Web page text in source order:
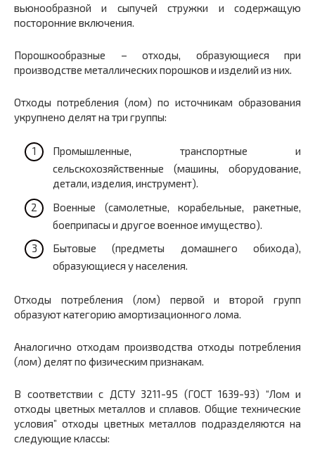
вьюнообразной и сыпучей стружки и содержащую
посторонние включения.
Порошкообразные – отходы, образующиеся при
производстве металлических порошков и изделий из них.
Отходы потребления (лом) по источникам образования
укрупнено делят на три группы:
Промышленные, транспортные и
сельскохозяйственные (машины, оборудование,
детали, изделия, инструмент).
Военные (самолетные, корабельные, ракетные,
боеприпасы и другое военное имущество).
Бытовые (предметы домашнего обихода),
образующиеся у населения.
Отходы потребления (лом) первой и второй групп
образуют категорию амортизационного лома.
Аналогично отходам производства отходы потребления
(лом) делят по физическим признакам.
В соответствии с ДСТУ 3211-95 (ГОСТ 1639-93) “Лом и
отходы цветных металлов и сплавов. Общие технические
условия” отходы цветных металлов подразделяются на
следующие классы: